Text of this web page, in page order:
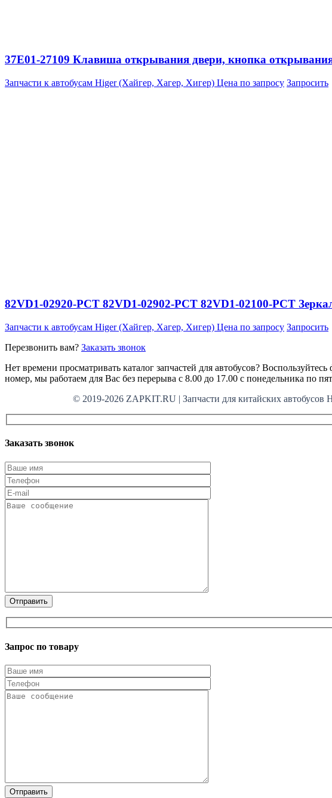
37E01-27109 Клавиша открывания двери, кнопка
Запчасти к автобусам Higer (Хайгер, Хагер, Хигер) Цена по запросу Запросить
82VD1-02920-PCT 82VD1-02902-PCT 82VD1-02100-PCT
Запчасти к автобусам Higer (Хайгер, Хагер, Хигер) Цена по запросу Запросить
Перезвонить вам? Заказать звонок
Нет времени просматривать каталог запчастей для автобусов?
номер, мы работаем для Вас без перерыва с 8.00 до 17.00 с понедельника по
© 2019-2026 ZAPKIT.RU | Запчасти для китайских
Заказать звонок
Запрос по товару